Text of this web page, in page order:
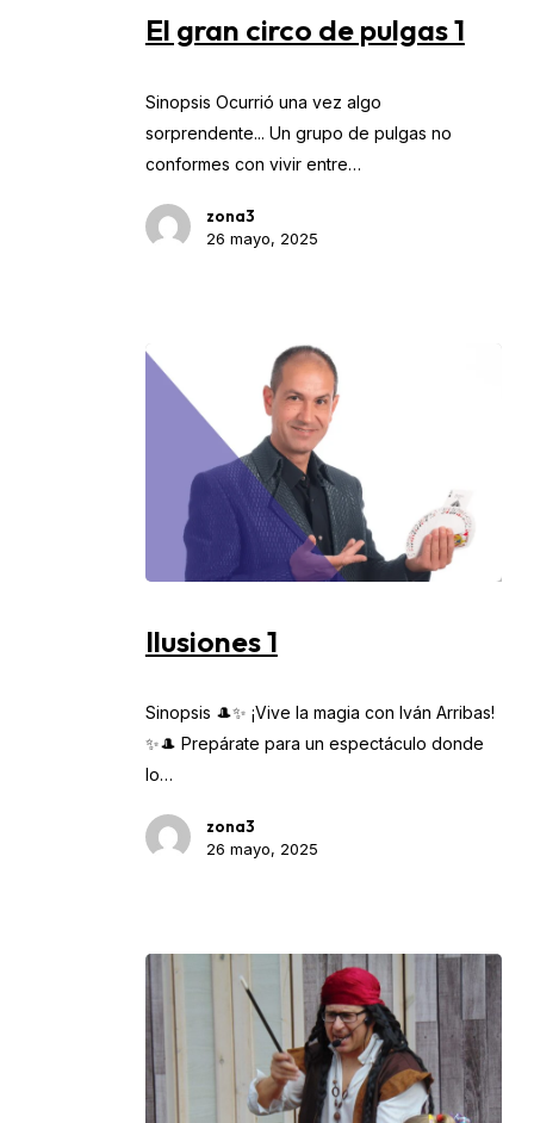
No hay productos en el carrito.
Go To Shop
circo
pulgas
1
El gran circo de pulgas 1
Sinopsis Ocurrió una vez algo
sorprendente... Un grupo de pulgas no
conformes con vivir entre…
zona3
26 mayo, 2025
Ilusiones 1
Sinopsis 🎩✨ ¡Vive la magia con Iván Arribas!
✨🎩 Prepárate para un espectáculo donde
lo…
zona3
26 mayo, 2025